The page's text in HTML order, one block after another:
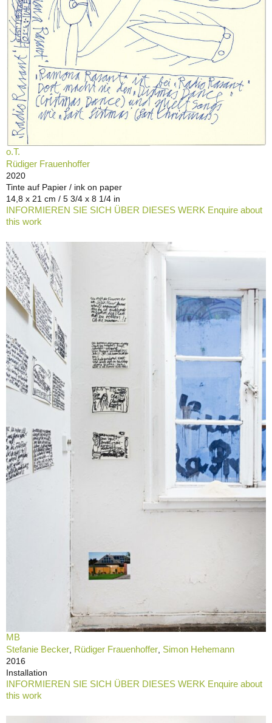
o.T.
Rüdiger Frauenhoffer
2020
Tinte auf Papier / ink on paper
14,8 x 21 cm / 5 3/4 x 8 1/4 in
INFORMIEREN SIE SICH ÜBER DIESES WERK Enquire about
this work
MB
Stefanie Becker, Rüdiger Frauenhoffer, Simon Hehemann
2016
Installation
INFORMIEREN SIE SICH ÜBER DIESES WERK Enquire about
this work